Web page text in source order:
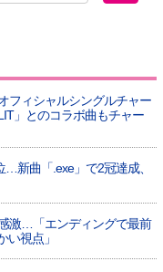
フィシャルシングルチャー
」とのコラボ曲もチャー
…新曲「.exe」で2冠達成、
激…「エンディングで最前
い視点」